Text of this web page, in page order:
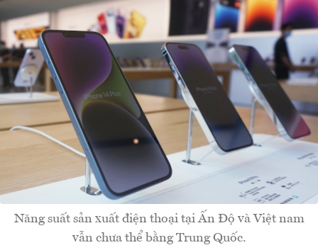
Năng suất sản xuất điện thoại tại Ấn Độ và Việt nam
vẫn chưa thể bằng Trung Quốc.